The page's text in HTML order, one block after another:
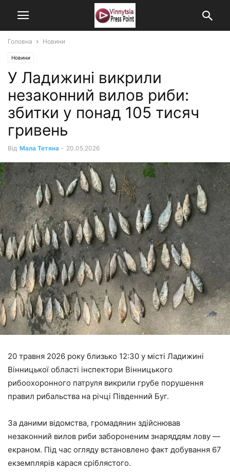
Головна Новини
Новини
У Ладижині викрили
незаконний вилов риби:
збитки у понад 105 тисяч
гривень
Від Мала Тетяна - 20.05.2026
20 травня 2026 року близько 12:30 у місті Ладижині
Вінницької області інспектори Вінницького
рибоохоронного патруля викрили грубе порушення
правил рибальства на річці Південний Буг.
За даними відомства, громадянин здійснював
незаконний вилов риби забороненим знаряддям лову —
екраном. Під час огляду встановлено факт добування 67
екземплярів карася сріблястого.